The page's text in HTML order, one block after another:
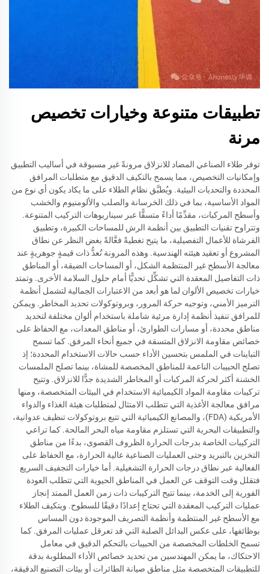
تطبيقات متنوعة وخيارات تخصيص
مرنة
توفر طلاء الصناعي المضاد للانزلاق مرونةً غير مسبوقة في أساليب التطبيق
وإمكانيات التخصيص، مما يسمح بالتكيف الدقيق مع متطلبات المرافق
المحددة والتحديات البيئية. ويُطبَّق نظام الطلاء على ما يكاد يكون أي نوع من
المواد الأساسية، بما في ذلك الخرسانة والصلب والألومنيوم والخشب
وأسطح المركبات، مقدِّمًا أداءً متسقًّا عبر سيناريوهات التركيب المتنوعة.
وتتراوح تقنيات التطبيق بين أنظمة الرش للمساحات الكبيرة، وتطبيق
الفرشاة للأعمال التفصيلية، ما يتيح تغطيةً فعَّالةً بغض النظر عن نطاق
المشروع أو تعقيد هيئته الهندسية. وهذه المرونة تُعدُّ ذات قيمةٍ جوهريةٍ عند
معالجة الأسطح غير المنتظمة الشكل، أو المساحات الضيقة، أو المناطق
ذات التفاصيل المعقدة التي تشكِّل تحديًّا أمام حلول السلامة الأخرى. وتمتد
خيارات تخصيص الألوان لما هو أبعد من الاعتبارات الجمالية لتشمل أنظمة
الترميز الأمني، وتوجيه حركة المرور، وبروتوكولات تحديد المخاطر. ويمكن
للمرافق تنفيذ أنظمة إدارة مرئية شاملة باستخدام ألوان مختلفة لتحديد
مناطق محددة، أو مسارات الطوارئ، أو مناطق المعدات، مع الحفاظ على
خصائص مقاومة الانزلاق المتسقة في جميع أنحاء المرفق. كما تسمح
التباينات في الملمس بتحسين الأداء حسب حالات الاستخدام المحددة؛ إذ
تصلح الحبيبات الناعمة للمناطق المخصصة للمشاة، بينما تصلح الملمسات
الخشنة أكثر لحركة المركبات أو المخاطر الشديدة جدًّا للانزلاق. وتتيح
تركيبات مقاومة المواد الكيميائية الاستخدام في البيئات المتخصصة، ومنها
مرافق معالجة الأغذية التي تتطلب الامتثال لمتطلبات هيئة الغذاء والدواء
الأمريكية (FDA)، والمصانع الكيميائية التي تتبع بروتوكولات تنظيف عدوانية،
والتطبيقات البحرية التي تستلزم مقاومة مياه البحر المالحة. كما تراعي
التركيبات الخاصة بدرجات الحرارة الظروف القصوى، بدءًا من مناطق
التخزين بالتبريد وحتى العمليات الصناعية عالية الحرارة، مع الحفاظ على
الفعالية عبر نطاق درجات الحرارة التشغيلية. أما خيارات التجفيف السريع
فتقلل وقت التوقف عن العمل في المناطق الحيوية التي تتطلب العودة
الفورية إلى الخدمة، بينما تتيح التركيبات ذات زمن العمل الممتد إنجاز
عمليات التركيب المعقدة التي تحتاج إعدادًا دقيقًا للسطوح. ويتكيف الطلاء
مع الأسطح غير المنتظمة وأنظمة التصريف الموجودة دون المساس
بوظائفها، على عكس البدائل الصلبة التي قد تعرقل عمليات المرفق. كما
تسمح الخلطات المخصصة من الحبيبات بالتحكم الدقيق في معامل
الاحتكاك، ما يمكن المهندسين من تحديد خصائص الأداء المطلوبة بدقة
للتطبيقات المتخصصة مثل مناطق صيانة الطائرات أو بيئات التصنيع الدقيقة،